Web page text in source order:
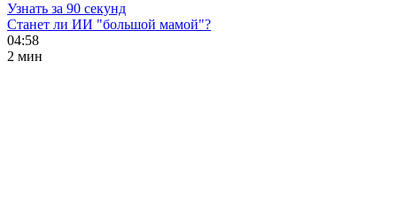
Узнать за 90 секунд
Станет ли ИИ "большой мамой"?
04:58
2 мин